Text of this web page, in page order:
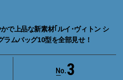
で上品な新素材｢ルイ･ヴィトン シ
ラムバッグ10型を全部見せ！
3